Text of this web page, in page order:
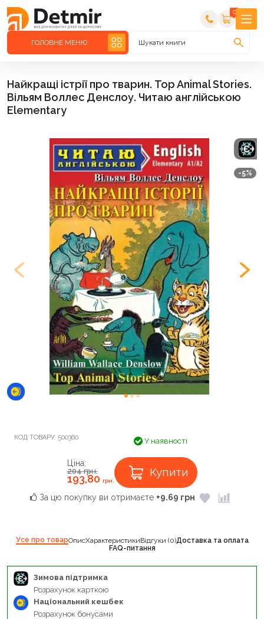
0
ГОЛОВНЕ МЕНЮ Шукати книги
Найкращі істрії про тварин. Top Animal Stories.
Вільям Воллес Денслоу. Читаю англійською
Elementary
-5%
КОД ТОВАРУ: 500360 У наявності
Ціна:
204грн.
193,80 грн.
Купити
За цю покупку ви отримаєте +9.69 грн
Усе про товарОписХарактеристикиВідгуки (0)Доставка та оплата
FAQ-питання
Зимова підтримка
Розрахунок карткою
Національний кешбек
Розрахунок бонусами